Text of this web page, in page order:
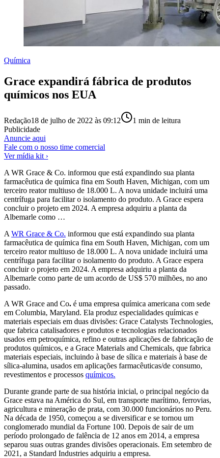
Química
Grace expandirá fábrica de produtos
químicos nos EUA
Redação18 de julho de 2022 às 09:12 1 min de leitura
Publicidade
Anuncie aqui
Fale com o nosso time comercial
Ver mídia kit ›
A WR Grace & Co. informou que está expandindo sua planta
farmacêutica de química fina em South Haven, Michigan, com um
terceiro reator multiuso de 18.000 L. A nova unidade incluirá uma
centrífuga para facilitar o isolamento do produto. A Grace espera
concluir o projeto em 2024. A empresa adquiriu a planta da
Albemarle como …
A WR Grace & Co. informou que está expandindo sua planta
farmacêutica de química fina em South Haven, Michigan, com um
terceiro reator multiuso de 18.000 L. A nova unidade incluirá uma
centrífuga para facilitar o isolamento do produto. A Grace espera
concluir o projeto em 2024. A empresa adquiriu a planta da
Albemarle como parte de um acordo de US$ 570 milhões, no ano
passado.
A WR Grace and Co. é uma empresa química americana com sede
em Columbia, Maryland. Ela produz especialidades químicas e
materiais especiais em duas divisões: Grace Catalysts Technologies,
que fabrica catalisadores e produtos e tecnologias relacionados
usados ​​em petroquímica, refino e outras aplicações de fabricação de
produtos químicos, e a Grace Materials and Chemicals, que fabrica
materiais especiais, incluindo à base de sílica e materiais à base de
sílica-alumina, usados ​​em aplicações farmacêuticas/de consumo,
revestimentos e processos químicos.
Durante grande parte de sua história inicial, o principal negócio da
Grace estava na América do Sul, em transporte marítimo, ferrovias,
agricultura e mineração de prata, com 30.000 funcionários no Peru.
Na década de 1950, começou a se diversificar e se tornou um
conglomerado mundial da Fortune 100. Depois de sair de um
período prolongado de falência de 12 anos em 2014, a empresa
separou suas outras grandes divisões operacionais. Em setembro de
2021, a Standard Industries adquiriu a empresa.